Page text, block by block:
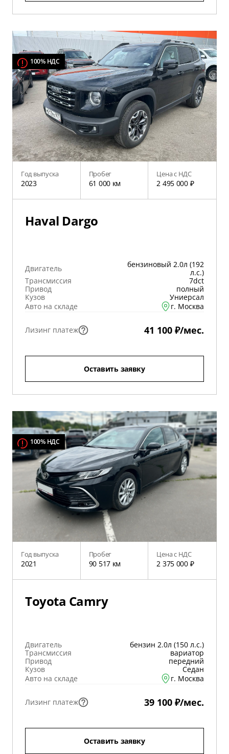
100% НДС
Год выпуска
2023
Пробег
61 000 км
Цена с НДС
2 495 000 ₽
Haval Dargo
Двигатель
бензиновый 2.0л (192
л.с.)
Трансмиссия
7dct
Привод
полный
Кузов
Униерсал
Авто на складе
г. Москва
Лизинг платеж 41 100 ₽/мес.
Оставить заявку
100% НДС
Год выпуска
2021
Пробег
90 517 км
Цена с НДС
2 375 000 ₽
Toyota Camry
Двигатель
бензин 2.0л (150 л.с.)
Трансмиссия
вариатор
Привод
передний
Кузов
Седан
Авто на складе
г. Москва
Лизинг платеж 39 100 ₽/мес.
Оставить заявку